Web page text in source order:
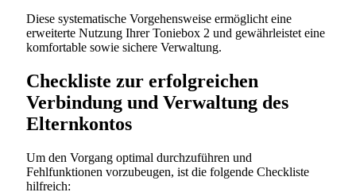
Diese systematische Vorgehensweise ermöglicht eine
erweiterte Nutzung Ihrer Toniebox 2 und gewährleistet eine
komfortable sowie sichere Verwaltung.
Checkliste zur erfolgreichen
Verbindung und Verwaltung des
Elternkontos
Um den Vorgang optimal durchzuführen und
Fehlfunktionen vorzubeugen, ist die folgende Checkliste
hilfreich: